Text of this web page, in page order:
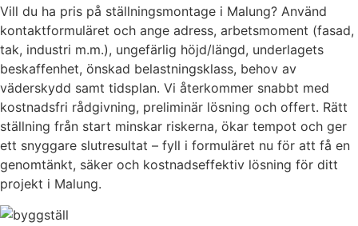
Vill du ha pris på ställningsmontage i Malung? Använd
kontaktformuläret och ange adress, arbetsmoment (fasad,
tak, industri m.m.), ungefärlig höjd/längd, underlagets
beskaffenhet, önskad belastningsklass, behov av
väderskydd samt tidsplan. Vi återkommer snabbt med
kostnadsfri rådgivning, preliminär lösning och offert. Rätt
ställning från start minskar riskerna, ökar tempot och ger
ett snyggare slutresultat – fyll i formuläret nu för att få en
genomtänkt, säker och kostnadseffektiv lösning för ditt
projekt i Malung.